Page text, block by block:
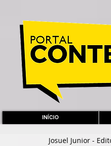
INÍCIO
Josuel Junior -